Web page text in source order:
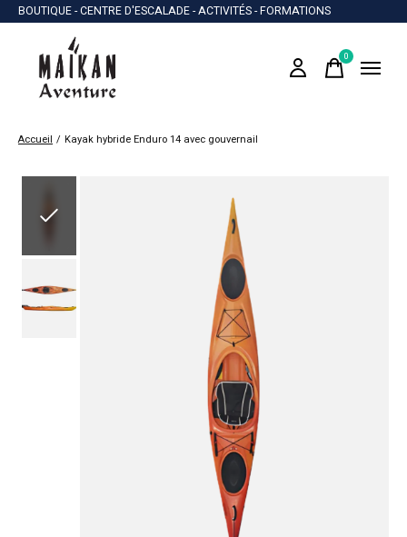
BOUTIQUE - CENTRE D'ESCALADE - ACTIVITÉS - FORMATIONS
0items
Accueil / Kayak hybride Enduro 14 avec gouvernail